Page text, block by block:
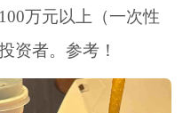
万元以上（一次性
资者。参考！